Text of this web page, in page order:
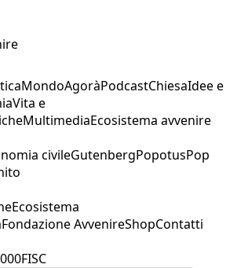
MondoAgoràPodcastChiesaIdee e
Vita e
MultimediaEcosistema avvenire
civileGutenbergPopotusPop
Ecosistema
Fondazione AvvenireShopContatti
FISC